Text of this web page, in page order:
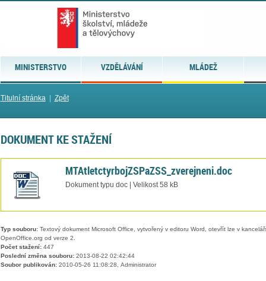
MINISTERSTVO VZDĚLÁVÁNÍ MLÁDEŽ
Titulní stránka| Zpět
DOKUMENT KE STAŽENÍ
MTAtletctyrbojZSPaZSS_zverejneni.doc
Dokument typu doc | Velikost 58 kB
Typ souboru:Textový dokument Microsoft Office, vytvořený v editoru Word, otevřít lze v
OpenOffice.org od verze 2.
Počet stažení:447
Poslední změna souboru:2013-08-22 02:42:44
Soubor publikován:2010-05-26 11:08:28, Administrator